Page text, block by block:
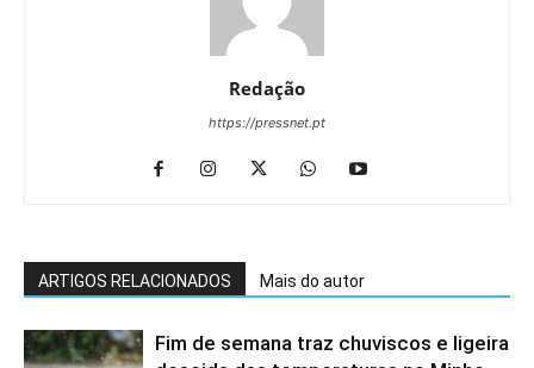
Redação
https://pressnet.pt
ARTIGOS RELACIONADOS Mais do autor
Fim de semana traz chuviscos e ligeira